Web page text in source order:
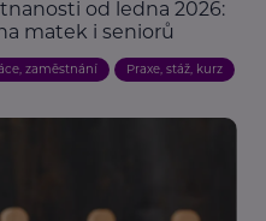
od ledna 2026:
matek i seniorů
zaměstnání Praxe, stáž, kurz